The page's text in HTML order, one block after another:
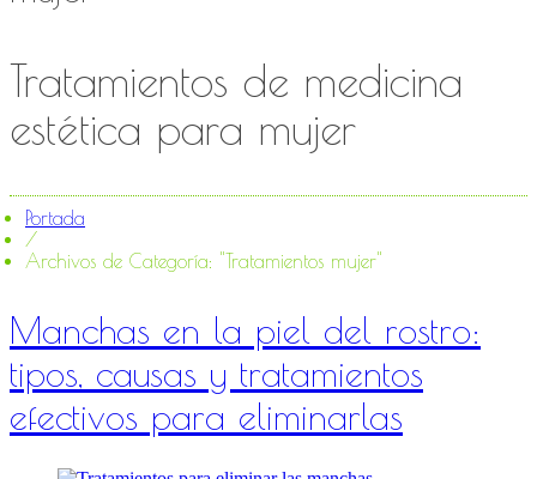
Tratamientos de medicina
estética para mujer
Portada
/
Archivos de Categoría: "Tratamientos mujer"
Manchas en la piel del rostro:
tipos, causas y tratamientos
efectivos para eliminarlas